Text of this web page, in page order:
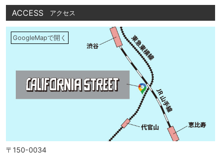
ACCESS アクセス
GoogleMapで開く
〒150-0034